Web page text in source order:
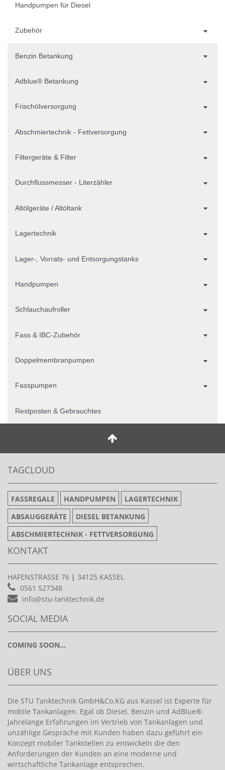
Handpumpen für Diesel
Zubehör
Benzin Betankung
Adblue® Betankung
Frischölversorgung
Abschmiertechnik - Fettversorgung
Filtergeräte & Filter
Durchflussmesser - Literzähler
Altölgeräte / Altöltank
Lagertechnik
Lager-, Vorrats- und Entsorgungstanks
Handpumpen
Schlauchaufroller
Fass & IBC-Zubehör
Doppelmembranpumpen
Fasspumpen
Restposten & Gebrauchtes
TAGCLOUD
FASSREGALE HANDPUMPEN
LAGERTECHNIK
ABSAUGGERÄTE
DIESEL BETANKUNG
ABSCHMIERTECHNIK - FETTVERSORGUNG
KONTAKT
HAFENSTRASSE 76 | 34125 KASSEL
0561 527348
info@stu-tanktechnik.de
SOCIAL MEDIA
COMING SOON...
ÜBER UNS
Die STU Tanktechnik GmbH&Co.KG aus Kassel ist Experte für
mobile Tankanlagen. Egal ob Diesel, Benzin und AdBlue®.
Jahrelange Erfahrungen im Vertrieb von Tankanlagen und
unzählige Gespräche mit Kunden haben dazu geführt ein
Konzept mobiler Tankstellen zu entwickeln die den
Anforderungen der Kunden an eine moderne und
wirtschaftliche Tankanlage entsprechen.